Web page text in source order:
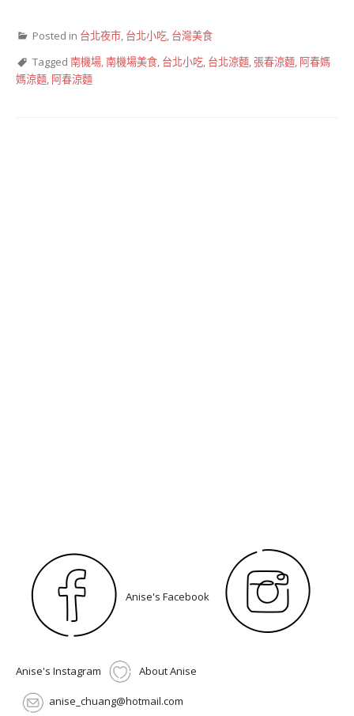
Posted in 台北夜市 台北小吃 台灣美食
Tagged 南機場 南機場美食 台北小吃 台北涼麵 張春涼麵 阿春媽
媽涼麵 阿春涼麵
Anise's Facebook
Anise's Instagram About Anise
anise_chuang@hotmail.com